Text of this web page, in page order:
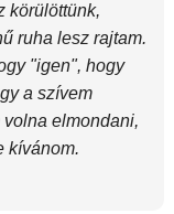
körülöttünk,
ruha lesz rajtam.
"igen", hogy
a szívem
elmondani,
kívánom.